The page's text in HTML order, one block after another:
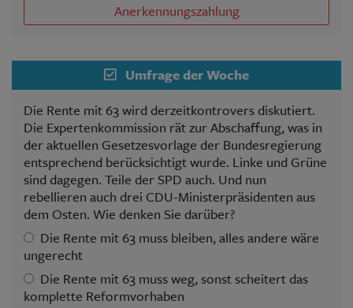
Anerkennungszahlung
Umfrage der Woche
Die Rente mit 63 wird derzeitkontrovers diskutiert.
Die Expertenkommission rät zur Abschaffung, was in
der aktuellen Gesetzesvorlage der Bundesregierung
entsprechend berücksichtigt wurde. Linke und Grüne
sind dagegen. Teile der SPD auch. Und nun
rebellieren auch drei CDU-Ministerpräsidenten aus
dem Osten. Wie denken Sie darüber?
Die Rente mit 63 muss bleiben, alles andere wäre
ungerecht
Die Rente mit 63 muss weg, sonst scheitert das
komplette Reformvorhaben